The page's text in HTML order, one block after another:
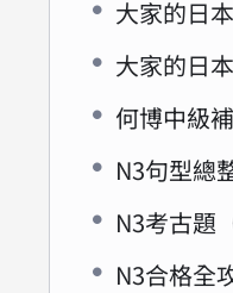
大家的日
大家的日
何博中級
N3句型總
N3考古題
N3合格全